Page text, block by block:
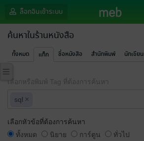
ล็อกอินเข้าระบบ
ค้นหาในร้านหนังสือ
ทั้งหมด แท็ก ชื่อหนังสือ สำนักพิมพ์ นักเขียน
เลือกหรือพิมพ์ Tag ที่ต้องการค้นหา
sql ×
เลือกหัวข้อที่ต้องการค้นหา
ทั้งหมด
นิยาย การ์ตูน
ทั่วไป